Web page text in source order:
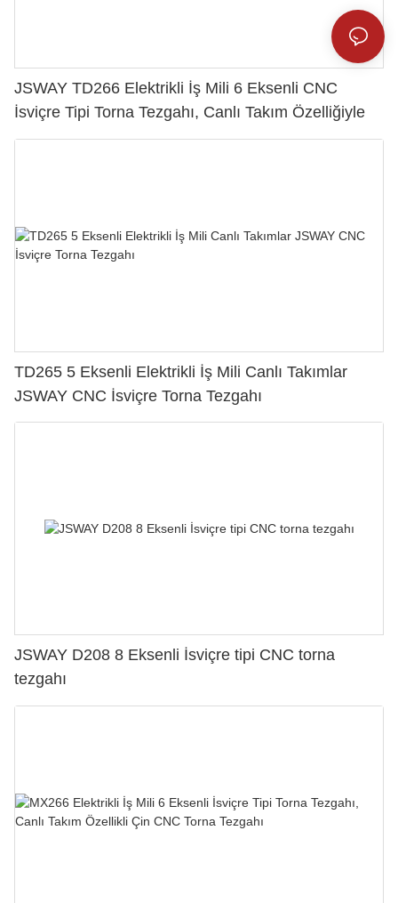
JSWAY TD266 Elektrikli İş Mili 6 Eksenli CNC
İsviçre Tipi Torna Tezgahı, Canlı Takım Özelliğiyle
TD265 5 Eksenli Elektrikli İş Mili Canlı Takımlar
JSWAY CNC İsviçre Torna Tezgahı
JSWAY D208 8 Eksenli İsviçre tipi CNC torna
tezgahı